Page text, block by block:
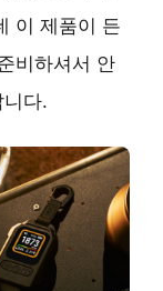
이 제품이 든
비하셔서 안
다.